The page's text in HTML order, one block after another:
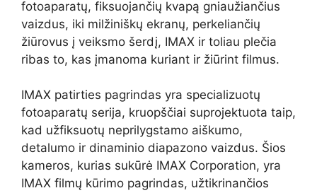
fotoaparatų, fiksuojančių kvapą gniaužiančius
vaizdus, iki milžiniškų ekranų, perkeliančių
žiūrovus į veiksmo šerdį, IMAX ir toliau plečia
ribas to, kas įmanoma kuriant ir žiūrint filmus.
IMAX patirties pagrindas yra specializuotų
fotoaparatų serija, kruopščiai suprojektuota taip,
kad užfiksuotų neprilygstamo aiškumo,
detalumo ir dinaminio diapazono vaizdus. Šios
kameros, kurias sukūrė IMAX Corporation, yra
IMAX filmų kūrimo pagrindas, užtikrinančios